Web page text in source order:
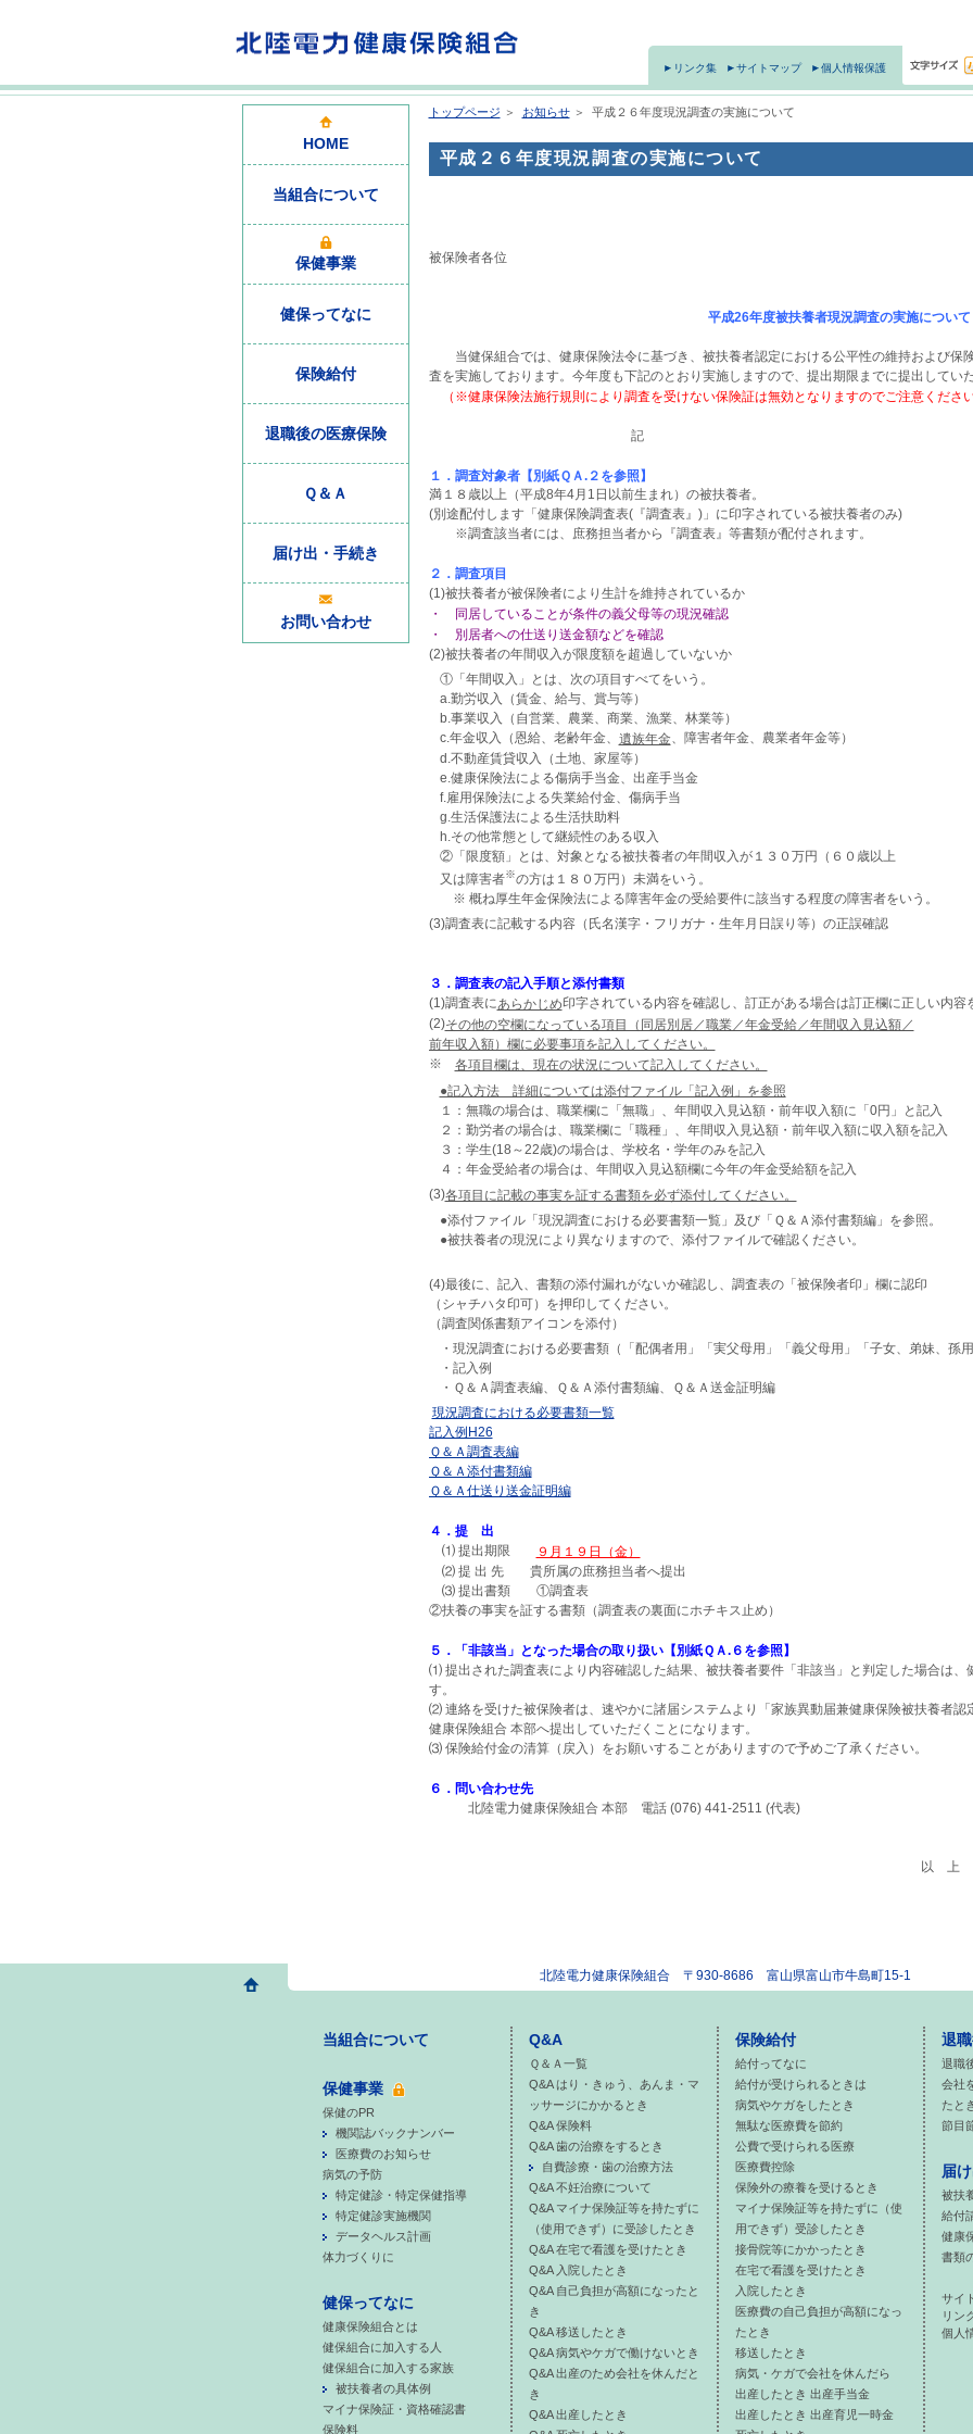
リンク集 サイトマップ 個人情報保護
HOME
当組合について
保健事業
健保ってなに
保険給付
退職後の医療保険
Ｑ＆Ａ
届け出・手続き
お問い合わせ
トップページ ＞ お知らせ＞ 平成２６年度現況調査の実施について
平成２６年度現況調査の実施について
被保険者各位
平成26年度被扶養者現況調査の実施について
当健保組合では、健康保険法令に基づき、被扶養者認定における公平性の維持および保
査を実施しております。今年度も下記のとおり実施しますので、提出期限までに提出してい
（※健康保険法施行規則により調査を受けない保険証は無効となりますのでご注意ください
記
１．調査対象者【別紙ＱＡ.２を参照】
満１８歳以上（平成8年4月1日以前生まれ）の被扶養者。
(別途配付します「健康保険調査表(『調査表』)」に印字されている被扶養者のみ)
※調査該当者には、庶務担当者から『調査表』等書類が配付されます。
２．調査項目
(1)被扶養者が被保険者により生計を維持されているか
・ 同居していることが条件の義父母等の現況確認
・ 別居者への仕送り送金額などを確認
(2)被扶養者の年間収入が限度額を超過していないか
①「年間収入」とは、次の項目すべてをいう。
a.勤労収入（賃金、給与、賞与等）
b.事業収入（自営業、農業、商業、漁業、林業等）
c.年金収入（恩給、老齢年金、 遺族年金、障害者年金、農業者年金等）
d.不動産賃貸収入（土地、家屋等）
e.健康保険法による傷病手当金、出産手当金
f.雇用保険法による失業給付金、傷病手当
g.生活保護法による生活扶助料
h.その他常態として継続性のある収入
②「限度額」とは、対象となる被扶養者の年間収入が１３０万円（６０歳以上
又は障害者※の方は１８０万円）未満をいう。
※ 概ね厚生年金保険法による障害年金の受給要件に該当する程度の障害者をいう。
(3)調査表に記載する内容（氏名漢字・フリガナ・生年月日誤り等）の正誤確認
３．調査表の記入手順と添付書類
(1)調査表にあらかじめ印字されている内容を確認し、訂正がある場合は訂正欄に正しい内容
(2)その他の空欄になっている項目（同居別居／職業／年金受給／年間収入見込額／
前年収入額）欄に必要事項を記入してください。
※ 各項目欄は、現在の状況について記入してください。
●記入方法 詳細については添付ファイル「記入例」を参照
１：無職の場合は、職業欄に「無職」、年間収入見込額・前年収入額に「0円」と記入
２：勤労者の場合は、職業欄に「職種」、年間収入見込額・前年収入額に収入額を記入
３：学生(18～22歳)の場合は、学校名・学年のみを記入
４：年金受給者の場合は、年間収入見込額欄に今年の年金受給額を記入
(3)各項目に記載の事実を証する書類を必ず添付してください。
●添付ファイル「現況調査における必要書類一覧」及び「Ｑ＆Ａ添付書類編」を参照。
●被扶養者の現況により異なりますので、添付ファイルで確認ください。
(4)最後に、記入、書類の添付漏れがないか確認し、調査表の「被保険者印」欄に認印
（シャチハタ印可）を押印してください。
（調査関係書類アイコンを添付）
・現況調査における必要書類（「配偶者用」「実父母用」「義父母用」「子女、弟妹、孫用
・記入例
・Ｑ＆Ａ調査表編、Ｑ＆Ａ添付書類編、Ｑ＆Ａ送金証明編
現況調査における必要書類一覧
記入例H26
Ｑ＆Ａ調査表編
Ｑ＆Ａ添付書類編
Ｑ＆Ａ仕送り送金証明編
４．提 出
⑴ 提出期限
９月１９日（金）
⑵ 提 出 先 貴所属の庶務担当者へ提出
⑶ 提出書類 ①調査表
②扶養の事実を証する書類（調査表の裏面にホチキス止め）
５．「非該当」となった場合の取り扱い【別紙ＱＡ.６を参照】
⑴ 提出された調査表により内容確認した結果、被扶養者要件「非該当」と判定した場合は、
す。
⑵ 連絡を受けた被保険者は、速やかに諸届システムより「家族異動届兼健康保険被扶養者認
健康保険組合 本部へ提出していただくことになります。
⑶ 保険給付金の清算（戻入）をお願いすることがありますので予めご了承ください。
６．問い合わせ先
北陸電力健康保険組合 本部 電話 (076) 441-2511 (代表)
以
北陸電力健康保険組合 〒930-8686 富山県富山市牛島町15-1
当組合について
保健事業
保健のPR
機関誌バックナンバー
医療費のお知らせ
病気の予防
特定健診・特定保健指導
特定健診実施機関
データヘルス計画
体力づくりに
健保ってなに
健康保険組合とは
健保組合に加入する人
健保組合に加入する家族
被扶養者の具体例
マイナ保険証・資格確認書
保険料
Q&A
Ｑ＆Ａ一覧
Q&A はり・きゅう、あんま・マ
ッサージにかかるとき
Q&A 保険料
Q&A 歯の治療をするとき
自費診療・歯の治療方法
Q&A 不妊治療について
Q&A マイナ保険証等を持たずに
（使用できず）に受診したとき
Q&A 在宅で看護を受けたとき
Q&A 入院したとき
Q&A 自己負担が高額になったと
き
Q&A 移送したとき
Q&A 病気やケガで働けないとき
Q&A 出産のため会社を休んだと
き
Q&A 出産したとき
保険給付
給付ってなに
給付が受けられるときは
病気やケガをしたとき
無駄な医療費を節約
公費で受けられる医療
医療費控除
保険外の療養を受けるとき
マイナ保険証等を持たずに（使
用できず）受診したとき
接骨院等にかかったとき
在宅で看護を受けたとき
入院したとき
医療費の自己負担が高額になっ
たとき
移送したとき
病気・ケガで会社を休んだら
出産したとき 出産手当金
出産したとき 出産育児一時金
退
退職
会社
たと
節目
届
被扶
給付
健康
書類
サイ
リン
個人